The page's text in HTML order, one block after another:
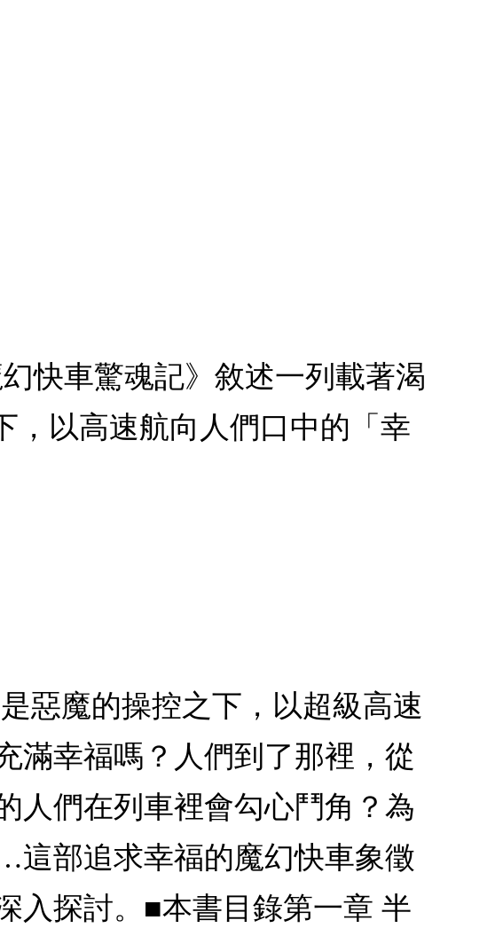
快車驚魂記》敘述一列載著渴
，以高速航向人們口中的「幸
惡魔的操控之下，以超級高速
滿幸福嗎？人們到了那裡，從
人們在列車裡會勾心鬥角？為
部追求幸福的魔幻快車象徵
入探討。■本書目錄第一章 半